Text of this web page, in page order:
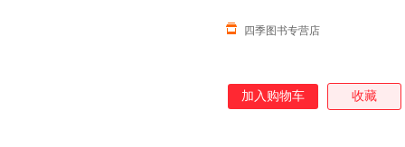
四季图书专营店
加入购物车 收藏